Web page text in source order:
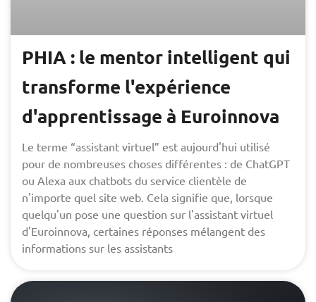
PHIA : le mentor intelligent qui
transforme l'expérience
d'apprentissage à Euroinnova
Le terme “assistant virtuel” est aujourd'hui utilisé
pour de nombreuses choses différentes : de ChatGPT
ou Alexa aux chatbots du service clientèle de
n'importe quel site web. Cela signifie que, lorsque
quelqu'un pose une question sur l'assistant virtuel
d'Euroinnova, certaines réponses mélangent des
informations sur les assistants